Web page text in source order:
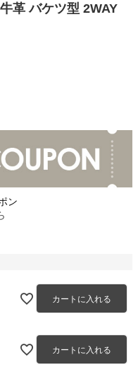
革 バケツ型 2WAY
ン
カートに入れる
カートに入れる